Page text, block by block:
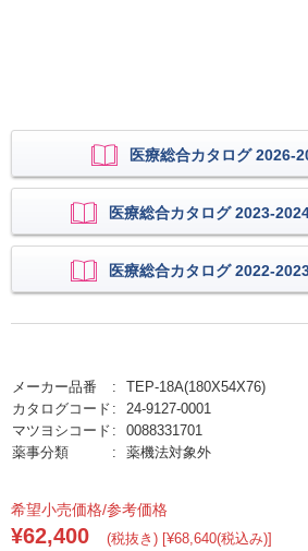
医療総合カタログ 2026-
医療総合カタログ 2023-
医療総合カタログ 2022-
メーカー品番
TEP-18A(180X54X76)
カタログコード
24-9127-0001
マツヨシコード
0088331701
薬事分類
薬機法対象外
希望小売価格/参考価格
¥62,400 (税抜き) [¥68,640(税込み)]